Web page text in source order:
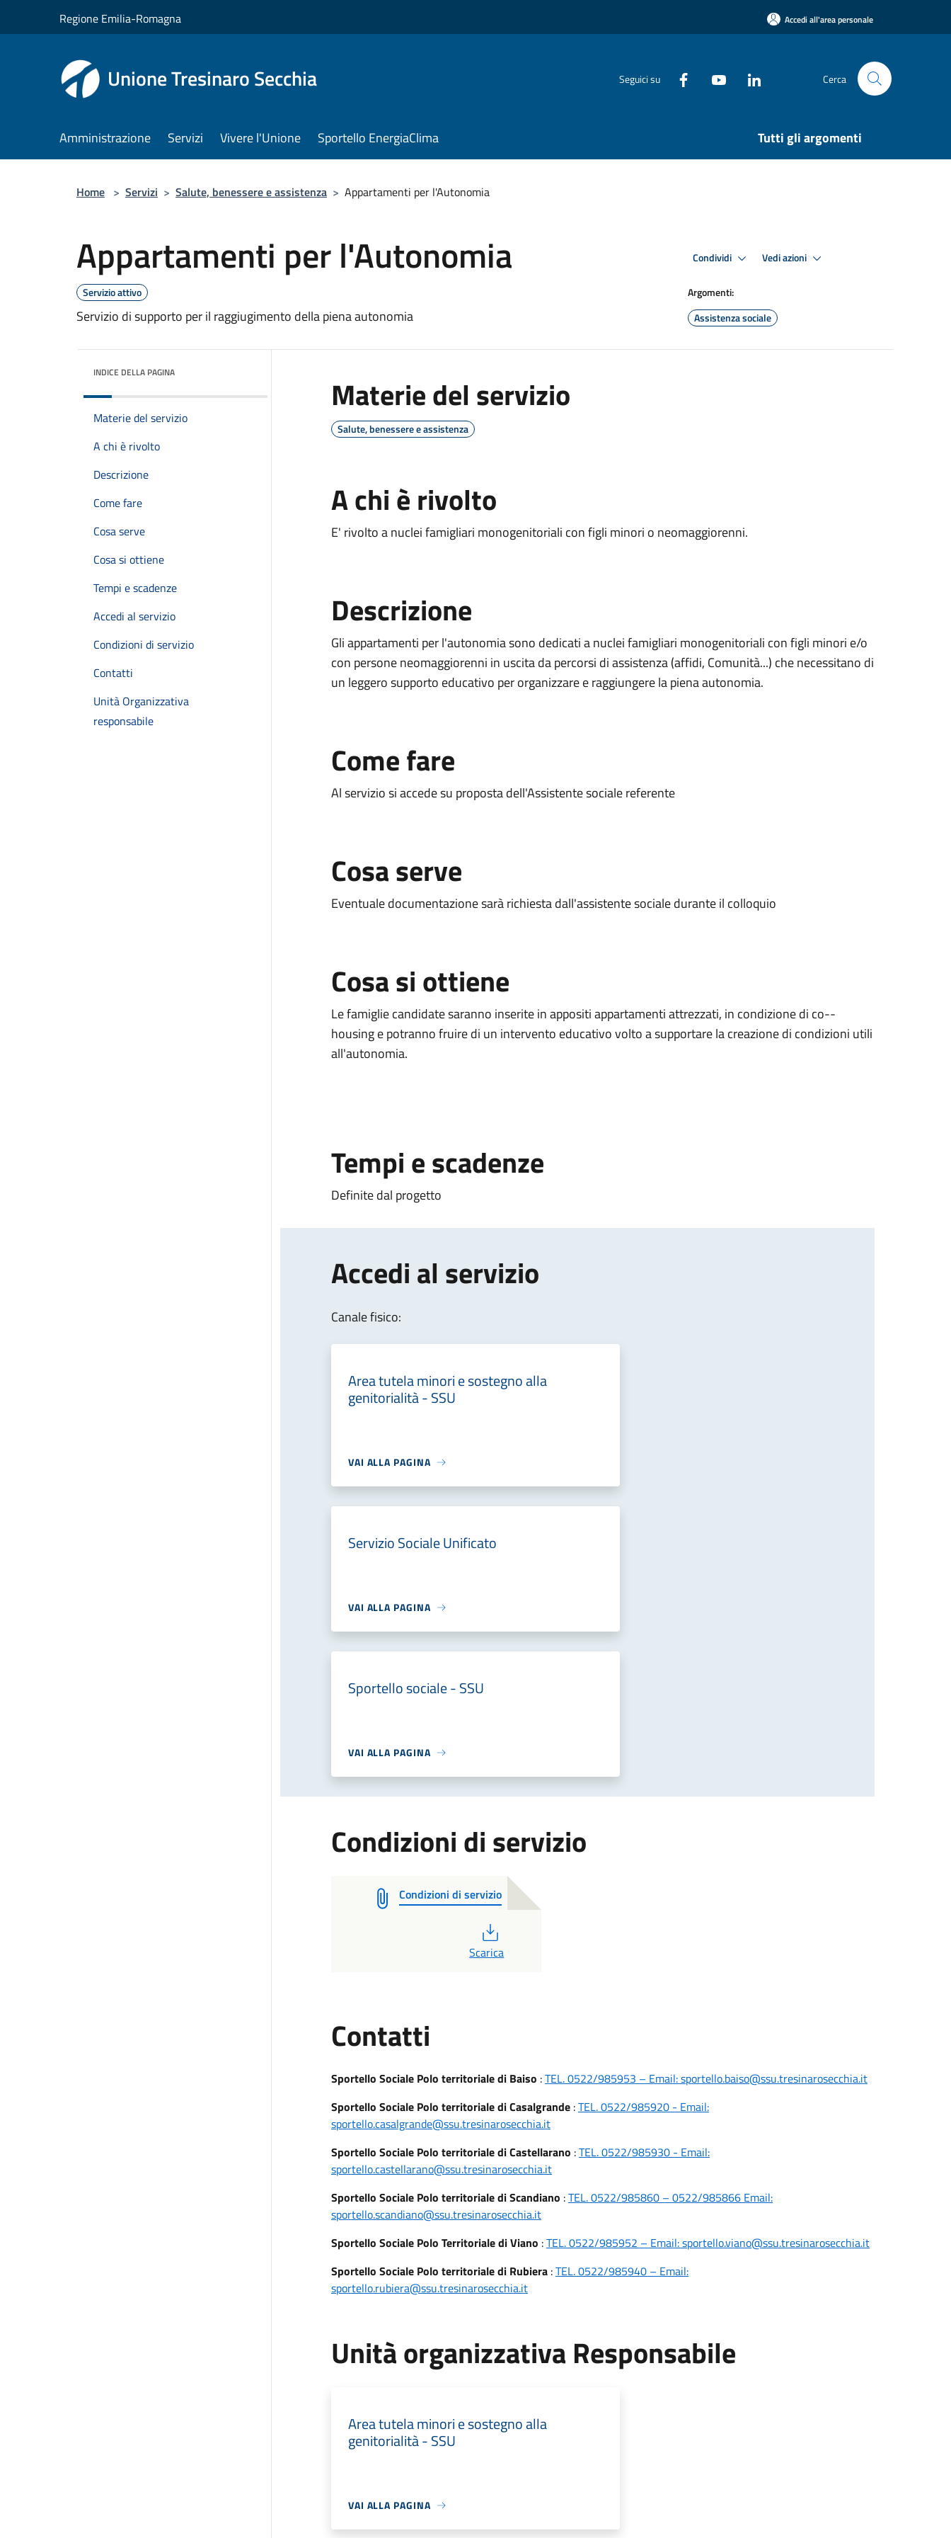
Regione Emilia-Romagna Accedi all'area personale
Unione Tresinaro Secchia Seguici su Cerca
Amministrazione Servizi Vivere l'Unione Sportello EnergiaClima Tutti gli argomenti
Home > Servizi > Salute, benessere e assistenza > Appartamenti per l'Autonomia
Appartamenti per l'Autonomia
Servizio attivo
Servizio di supporto per il raggiugimento della piena autonomia
Condividi Vedi azioni
Argomenti:
Assistenza sociale
INDICE DELLA PAGINA
Materie del servizio
A chi è rivolto
Descrizione
Come fare
Cosa serve
Cosa si ottiene
Tempi e scadenze
Accedi al servizio
Condizioni di servizio
Contatti
Unità Organizzativa
responsabile
Materie del servizio
Salute, benessere e assistenza
A chi è rivolto
E' rivolto a nuclei famigliari monogenitoriali con figli minori o neomaggiorenni.
Descrizione
Gli appartamenti per l'autonomia sono dedicati a nuclei famigliari monogenitoriali con figli minori e/o
con persone neomaggiorenni in uscita da percorsi di assistenza (affidi, Comunità...) che necessitano di
un leggero supporto educativo per organizzare e raggiungere la piena autonomia.
Come fare
Al servizio si accede su proposta dell'Assistente sociale referente
Cosa serve
Eventuale documentazione sarà richiesta dall'assistente sociale durante il colloquio
Cosa si ottiene
Le famiglie candidate saranno inserite in appositi appartamenti attrezzati, in condizione di co--
housing e potranno fruire di un intervento educativo volto a supportare la creazione di condizioni utili
all'autonomia.
Tempi e scadenze
Definite dal progetto
Accedi al servizio
Canale fisico:
Area tutela minori e sostegno alla
genitorialità - SSU
VAI ALLA PAGINA
Servizio Sociale Unificato
VAI ALLA PAGINA
Sportello sociale - SSU
VAI ALLA PAGINA
Condizioni di servizio
Condizioni di servizio
Scarica
Contatti
Sportello Sociale Polo territoriale di Baiso :TEL. 0522/985953 – Email: sportello.baiso@ssu.tresinarosecchia.it
Sportello Sociale Polo territoriale di Casalgrande:TEL. 0522/985920 - Email:
sportello.casalgrande@ssu.tresinarosecchia.it
Sportello Sociale Polo territoriale di Castellarano :TEL. 0522/985930 - Email:
sportello.castellarano@ssu.tresinarosecchia.it
Sportello Sociale Polo territoriale di Scandiano :TEL. 0522/985860 – 0522/985866 Email:
sportello.scandiano@ssu.tresinarosecchia.it
Sportello Sociale Polo Territoriale di Viano :TEL. 0522/985952 – Email: sportello.viano@ssu.tresinarosecchia.it
Sportello Sociale Polo territoriale di Rubiera:TEL. 0522/985940 – Email:
sportello.rubiera@ssu.tresinarosecchia.it
Unità organizzativa Responsabile
Area tutela minori e sostegno alla
genitorialità - SSU
VAI ALLA PAGINA